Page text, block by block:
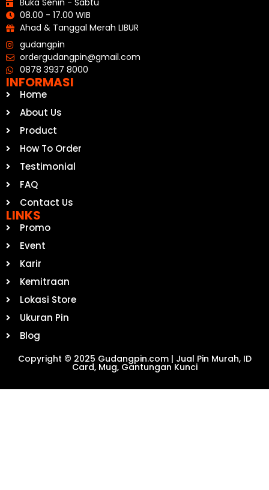
Buka Senin - Sabtu
08.00 - 17.00 WIB
Ahad & Tanggal Merah LIBUR
gudangpin
ordergudangpin@gmail.com
0878 3937 8000
INFORMASI
Home
About Us
Product
How To Order
Testimonial
FAQ
Contact Us
LINKS
Promo
Event
Karir
Kemitraan
Lokasi Store
Ukuran Pin
Blog
Copyright © 2025 Gudangpin.com | Jual Pin Murah, ID
Card, Mug, Gantungan Kunci